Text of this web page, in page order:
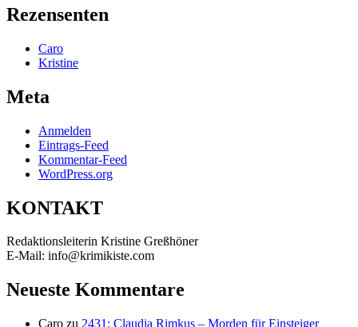
Rezensenten
Caro
Kristine
Meta
Anmelden
Eintrags-Feed
Kommentar-Feed
WordPress.org
KONTAKT
Redaktionsleiterin Kristine Greßhöner
E-Mail: info@krimikiste.com
Neueste Kommentare
Caro zu 2431: Claudia Rimkus – Morden für Einsteiger